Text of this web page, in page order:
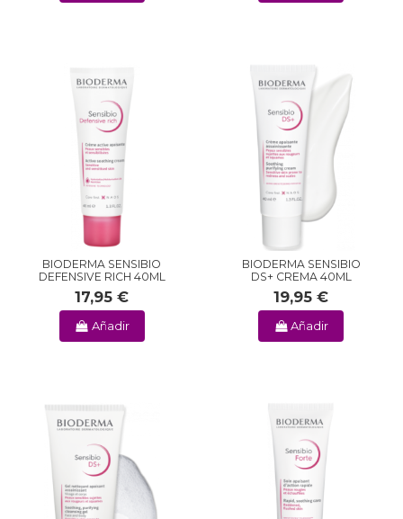
BIODERMA SENSIBIO
DEFENSIVE RICH 40ML
17,95 €
Añadir
BIODERMA SENSIBIO
DS+ CREMA 40ML
19,95 €
Añadir